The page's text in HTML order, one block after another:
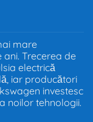
mare
Trecerea de
electrică
iar producători
investesc
noilor tehnologii.